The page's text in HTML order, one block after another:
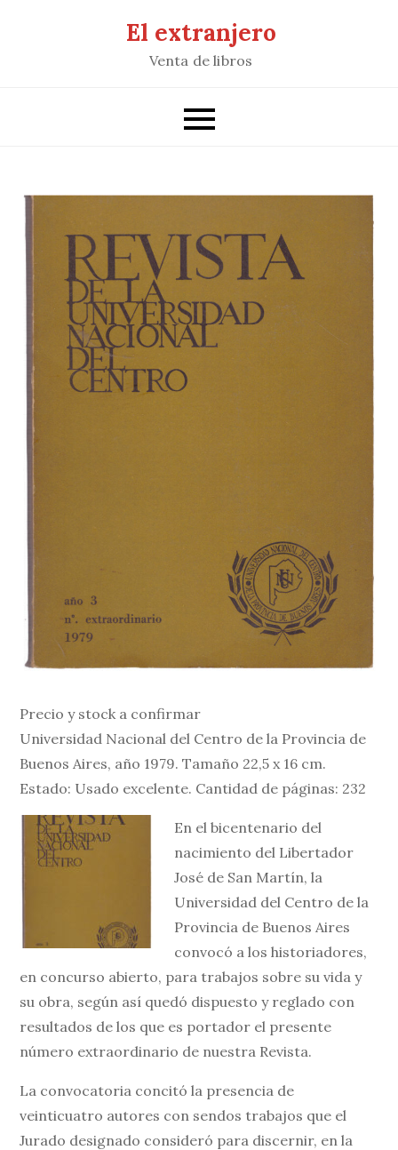
El extranjero
Venta de libros
Precio y stock a confirmar
Universidad Nacional del Centro de la Provincia de
Buenos Aires, año 1979. Tamaño 22,5 x 16 cm.
Estado: Usado excelente. Cantidad de páginas: 232
En el bicentenario del
nacimiento del Libertador
José de San Martín, la
Universidad del Centro de la
Provincia de Buenos Aires
convocó a los historiadores,
en concurso abierto, para trabajos sobre su vida y
su obra, según así quedó dispuesto y reglado con
resultados de los que es portador el presente
número extraordinario de nuestra Revista.
La convocatoria concitó la presencia de
veinticuatro autores con sendos trabajos que el
Jurado designado consideró para discernir, en la